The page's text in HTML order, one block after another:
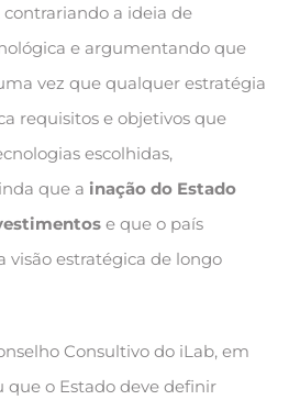
contrariando a ideia de
e argumentando que
vez que qualquer estratégia
requisitos e objetivos que
escolhidas,
que a inação do Estado
e que o país
visão estratégica de longo
Consultivo do iLab, em
que o Estado deve definir